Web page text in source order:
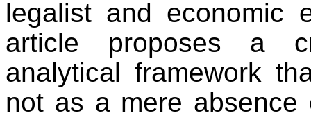
legalist and economic
article proposes a
analytical framework
not as a mere